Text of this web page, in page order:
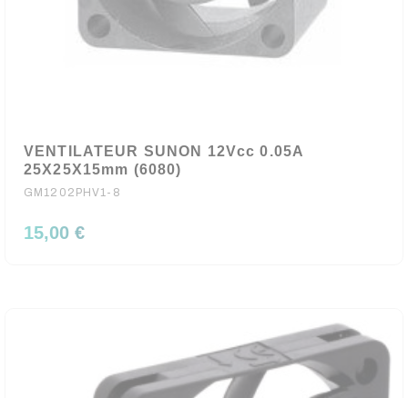
VENTILATEUR SUNON 12Vcc 0.05A
25X25X15mm (6080)
GM1202PHV1-8
15,00 €